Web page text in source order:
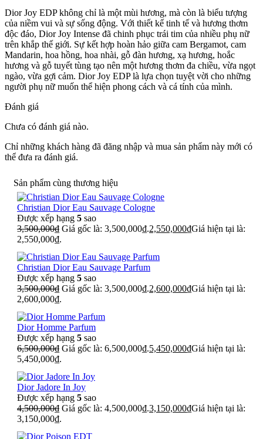
Dior Joy EDP không chỉ là một mùi hương, mà còn là biểu tượng
của niềm vui và sự sống động. Với thiết kế tinh tế và hương thơm
độc đáo, Dior Joy Intense đã chinh phục trái tim của nhiều phụ nữ
trên khắp thế giới. Sự kết hợp hoàn hảo giữa cam Bergamot, cam
Mandarin, hoa hồng, hoa nhài, gỗ đàn hương, xạ hương, hoắc
hương và gỗ tuyết tùng tạo nên một hương thơm đa chiều, vừa ngọt
ngào, vừa gợi cảm. Dior Joy EDP là lựa chọn tuyệt vời cho những
người phụ nữ muốn thể hiện phong cách và cá tính của mình.
Đánh giá
Chưa có đánh giá nào.
Chỉ những khách hàng đã đăng nhập và mua sản phẩm này mới có
thể đưa ra đánh giá.
Sản phẩm cùng thương hiệu
Christian Dior Eau Sauvage Cologne
Được xếp hạng 5 sao
3,500,000₫ Giá gốc là: 3,500,000₫.2,550,000₫Giá hiện tại là:
2,550,000₫.
Christian Dior Eau Sauvage Parfum
Được xếp hạng 5 sao
3,500,000₫ Giá gốc là: 3,500,000₫.2,600,000₫Giá hiện tại là:
2,600,000₫.
Dior Homme Parfum
Được xếp hạng 5 sao
6,500,000₫ Giá gốc là: 6,500,000₫.5,450,000₫Giá hiện tại là:
5,450,000₫.
Dior Jadore In Joy
Được xếp hạng 5 sao
4,500,000₫ Giá gốc là: 4,500,000₫.3,150,000₫Giá hiện tại là:
3,150,000₫.